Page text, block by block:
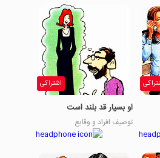
اشتراکی
او بسیار قد بلند است
توصیف افراد و وقایع